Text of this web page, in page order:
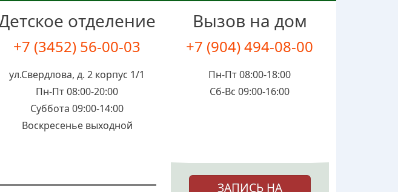
отделение
+7 (3452) 56-00-03
ул.Свердлова, д. 2 корпус 1/1
Пн-Пт 08:00-20:00
Суббота 09:00-14:00
Воскресенье выходной
Вызов на дом
+7 (904) 494-08-00
Пн-Пт 08:00-18:00
Сб-Вс 09:00-16:00
ЗАПИСЬ НА